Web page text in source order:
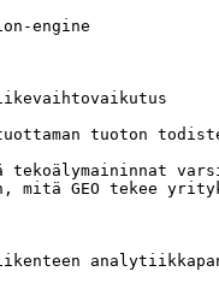
engine
tuoton
tekoälymaininnat
GEO tekee